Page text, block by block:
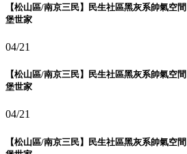
【松山區/南京三民】民生社區黑灰系帥氣空
堡世家
04/21
【松山區/南京三民】民生社區黑灰系帥氣空
堡世家
04/21
【松山區/南京三民】民生社區黑灰系帥氣空